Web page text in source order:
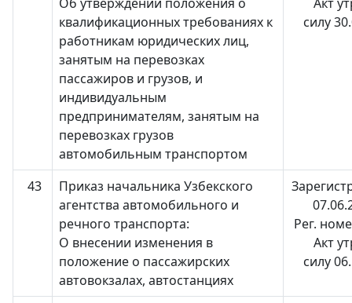
квалификационных требованиях к
работникам юридических лиц,
занятым на перевозках
пассажиров и грузов, и
индивидуальным
предпринимателям, занятым на
перевозках грузов
автомобильным транспортом
силу
43
Приказ начальника Узбекского
агентства автомобильного и
речного транспорта:
О внесении изменения в
положение о пассажирских
автовокзалах, автостанциях
Рег.
Акт
силу